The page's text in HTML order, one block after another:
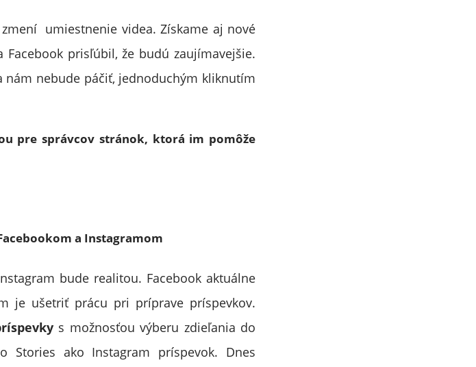
umiestnenie videa. Získame aj nové
prisľúbil, že budú zaujímavejšie.
nám nebude páčiť, jednoduchým kliknutím
pre správcov stránok, ktorá im pomôže
a Instagramom
bude realitou. Facebook aktuálne
je ušetriť prácu pri príprave príspevkov.
s možnosťou výberu zdieľania do
Stories ako Instagram príspevok. Dnes